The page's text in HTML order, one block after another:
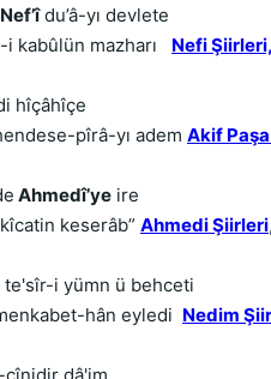
Nef’î du’â-yı devlete
i kabûlün mazharı Nefi Şiirleri,
hîçâhîçe
pîrâ-yı adem Akif
Ahmedî’ye ire
keserâb” Ahmedi Şiirleri,
i yümn ü behceti
hân eyledi Nedim